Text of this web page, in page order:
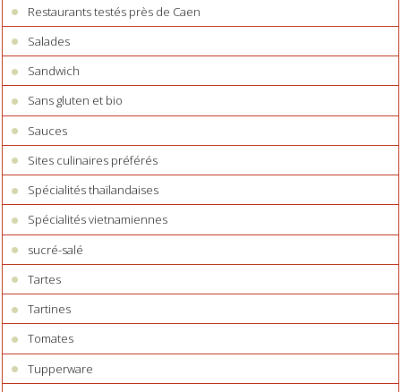
Restaurants testés près de Caen
Salades
Sandwich
Sans gluten et bio
Sauces
Sites culinaires préférés
Spécialités thaïlandaises
Spécialités vietnamiennes
sucré-salé
Tartes
Tartines
Tomates
Tupperware